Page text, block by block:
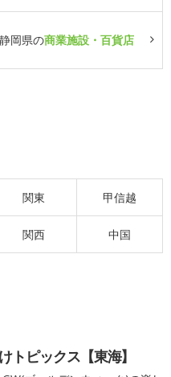
静岡県の商業施設・百貨店
関東 甲信越
関西 中国
トピックス【東海】